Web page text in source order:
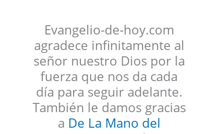
Evangelio-de-hoy.com
agradece infinitamente al
señor nuestro Dios por la
fuerza que nos da cada
día para seguir adelante.
También le damos gracias
a De La Mano del